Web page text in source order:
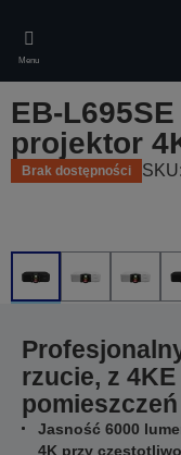
main
content
Menu
EB-
projektor
Brak dostępności
rzucie, z 4KE
pomieszczeń
Jasność 6000
4K przy